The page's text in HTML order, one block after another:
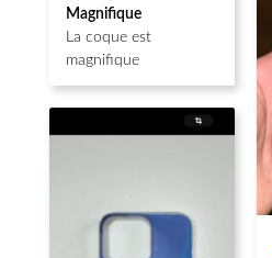
Note5
sur 5
Magnifique
La coque est
magnifique